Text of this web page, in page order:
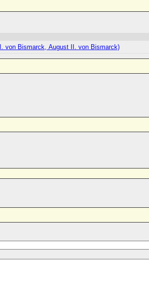
von Bismarck, August II. von Bismarck)